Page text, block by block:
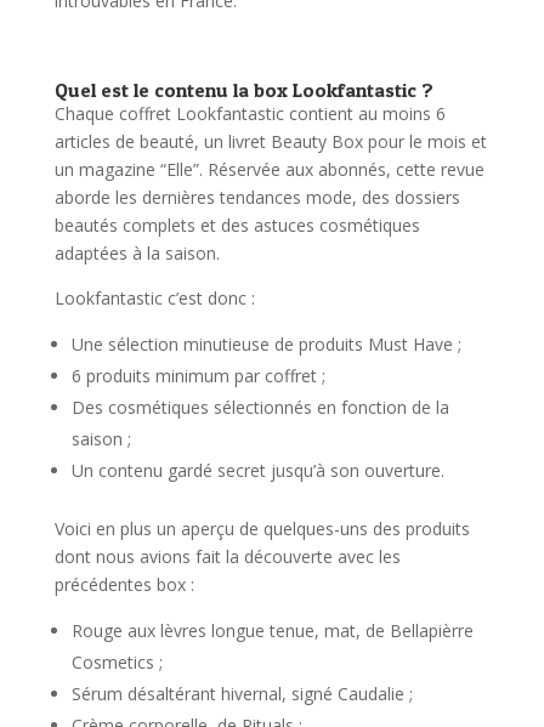
Quel est le contenu la box Lookfantastic ?
Chaque coffret Lookfantastic contient au moins 6
articles de beauté, un livret Beauty Box pour le mois et
un magazine “Elle”. Réservée aux abonnés, cette revue
aborde les dernières tendances mode, des dossiers
beautés complets et des astuces cosmétiques
adaptées à la saison.
Lookfantastic c’est donc :
Une sélection minutieuse de produits Must Have ;
6 produits minimum par coffret ;
Des cosmétiques sélectionnés en fonction de la
saison ;
Un contenu gardé secret jusqu’à son ouverture.
Voici en plus un aperçu de quelques-uns des produits
dont nous avions fait la découverte avec les
précédentes box :
Rouge aux lèvres longue tenue, mat, de Bellapièrre
Cosmetics ;
Sérum désaltérant hivernal, signé Caudalie ;